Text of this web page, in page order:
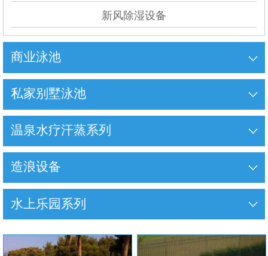
新风除湿设备
商业泳池
私家别墅泳池
温泉水疗汗蒸系列
造浪设备
水上乐园系列